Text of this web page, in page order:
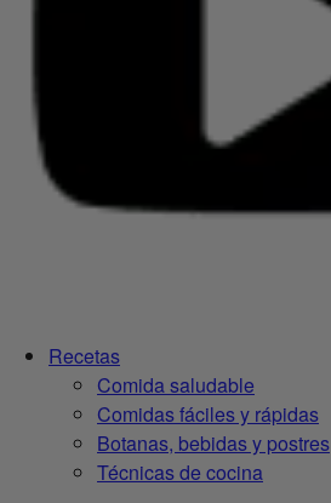
Recetas
Comida saludable
Comidas fáciles y rápidas
Botanas, bebidas y postres
Técnicas de cocina